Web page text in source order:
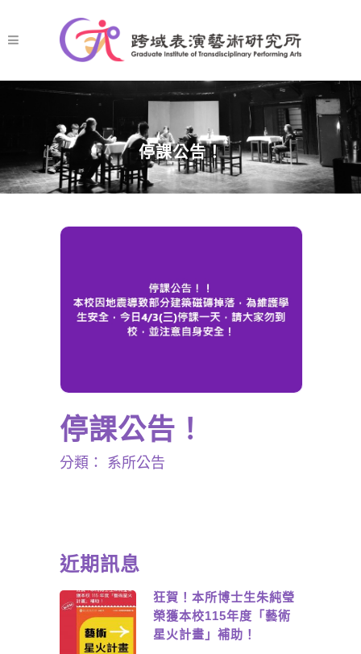
停課公告！
停課公告！
分類： 系所公告
近期訊息
狂賀！本所博士生朱純瑩
榮獲本校115年度「藝術
星火計畫」補助！